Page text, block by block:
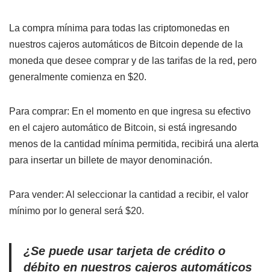
La compra mínima para todas las criptomonedas en
nuestros cajeros automáticos de Bitcoin depende de la
moneda que desee comprar y de las tarifas de la red, pero
generalmente comienza en $20.
Para comprar: En el momento en que ingresa su efectivo
en el cajero automático de Bitcoin, si está ingresando
menos de la cantidad mínima permitida, recibirá una alerta
para insertar un billete de mayor denominación.
Para vender: Al seleccionar la cantidad a recibir, el valor
mínimo por lo general será $20.
¿Se puede usar tarjeta de crédito o
débito en nuestros cajeros automáticos